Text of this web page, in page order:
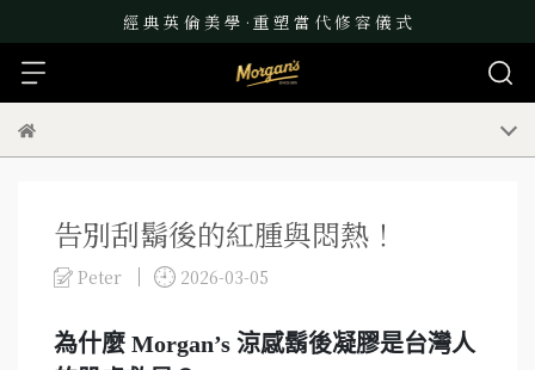
經 典 英 倫 美 學 · 重 塑 當 代 修 容 儀 式
告別刮鬍後的紅腫與悶熱！
Peter 2026-03-05
為什麼 Morgan’s 涼感鬍後凝膠是台灣人